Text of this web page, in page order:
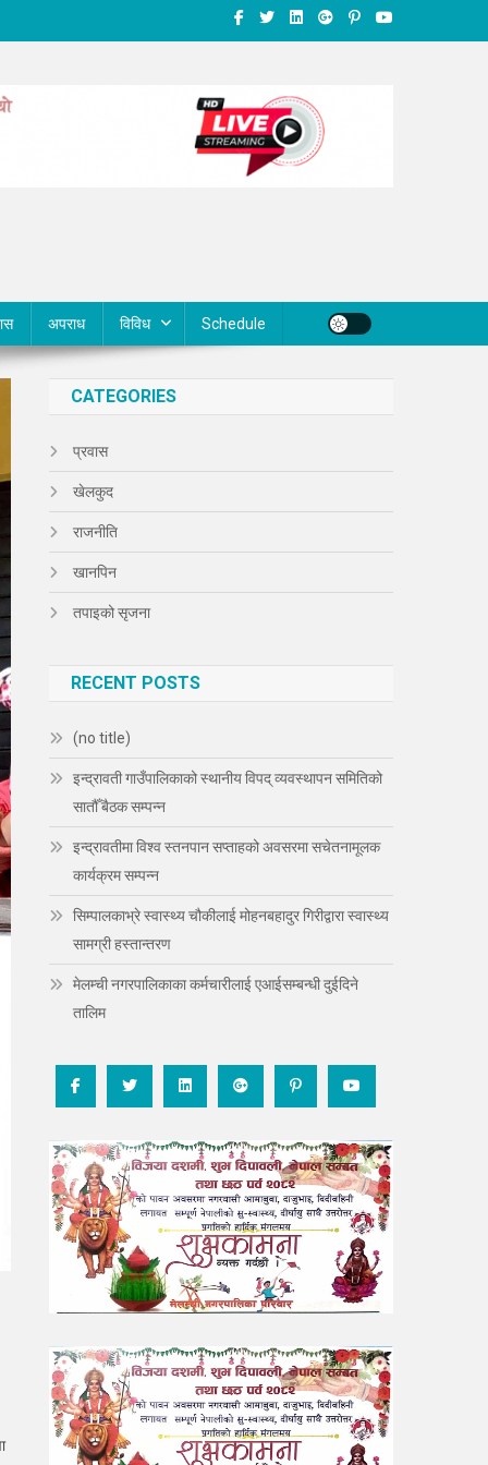
अपराध विविध Schedule
CATEGORIES
प्रवास
खेलकुद
राजनीति
खानपिन
तपाइको सृजना
RECENT POSTS
(no title)
इन्द्रावती गाउँपालिकाको स्थानीय विपद् व्यवस्थापन समितिको
सातौँ बैठक सम्पन्न
इन्द्रावतीमा विश्व स्तनपान सप्ताहको अवसरमा सचेतनामूलक
कार्यक्रम सम्पन्न
सिम्पालकाभ्रे स्वास्थ्य चौकीलाई मोहनबहादुर गिरीद्वारा स्वास्थ्य
सामग्री हस्तान्तरण
मेलम्ची नगरपालिकाका कर्मचारीलाई एआईसम्बन्धी दुईदिने
तालिम